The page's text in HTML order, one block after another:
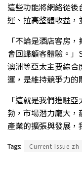
這些功能將網絡從
運、拉高整體收益，
「不論是酒店客房
會回歸顧客體驗。
澳洲等亞太主要綜
運，是維持競爭力的
「這就是我們進駐
勃，市場潛力龐大
產業的擴張與發展，
Tags: Current Issue zh